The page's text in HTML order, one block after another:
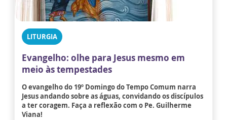
LITURGIA
Evangelho: olhe para Jesus mesmo em
meio às tempestades
O evangelho do 19º Domingo do Tempo Comum narra
Jesus andando sobre as águas, convidando os discípulos
a ter coragem. Faça a reflexão com o Pe. Guilherme
Viana!